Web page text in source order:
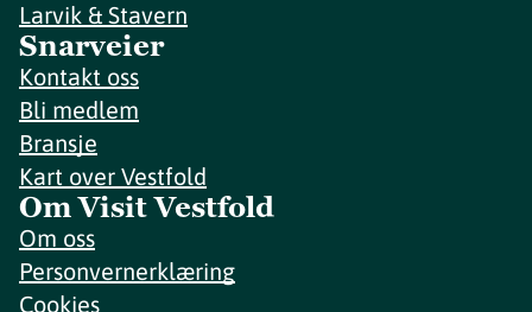
Larvik & Stavern
Snarveier
Kontakt oss
Bli medlem
Bransje
Kart over Vestfold
Om Visit Vestfold
Om oss
Personvernerklæring
Cookies